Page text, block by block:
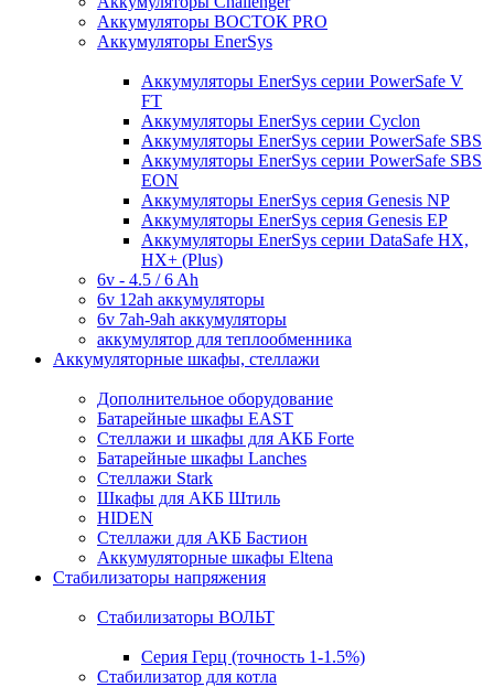
Аккумуляторы ВОСТОК PRO
Аккумуляторы EnerSys
Аккумуляторы EnerSys серии PowerSafe V
FT
Аккумуляторы EnerSys серии Cyclon
Аккумуляторы EnerSys серии PowerSafe SBS
Аккумуляторы EnerSys серии PowerSafe SBS
EON
Аккумуляторы EnerSys серия Genesis NP
Аккумуляторы EnerSys серия Genesis EP
Аккумуляторы EnerSys серии DataSafe HX,
HX+ (Plus)
6v - 4.5 / 6 Ah
6v 12ah аккумуляторы
6v 7ah-9ah аккумуляторы
аккумулятор для теплообменника
Аккумуляторные шкафы, стеллажи
Дополнительное оборудование
Батарейные шкафы EAST
Стеллажи и шкафы для АКБ Forte
Батарейные шкафы Lanches
Стеллажи Stark
Шкафы для АКБ Штиль
HIDEN
Стеллажи для АКБ Бастион
Аккумуляторные шкафы Eltena
Стабилизаторы напряжения
Стабилизаторы ВОЛЬТ
Серия Герц (точность 1-1.5%)
Стабилизатор для котла